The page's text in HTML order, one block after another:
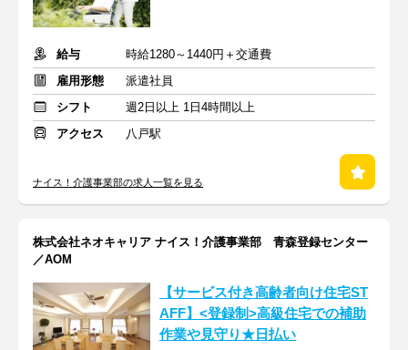
給与
時給1280～1440円＋交通費
雇用形態
派遣社員
シフト
週2日以上 1日4時間以上
アクセス
八戸駅
ナイス！介護事業部の求人一覧を見る
株式会社ネオキャリア ナイス！介護事業部 青森登録センター
／AOM
【サービス付き高齢者向け住宅ST
AFF】<登録制>高級住宅での補助
作業や見守り★日払い